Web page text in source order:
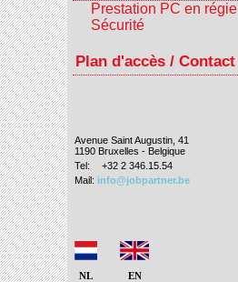
Prestation PC en régie
Sécurité
Plan d'accès / Contact
Avenue Saint Augustin, 41
1190 Bruxelles - Belgique
Tel:
+32 2 346.15.54
Mail: info@jobpartner.be
NL EN